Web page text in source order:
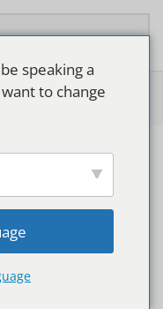
speaking a
to change